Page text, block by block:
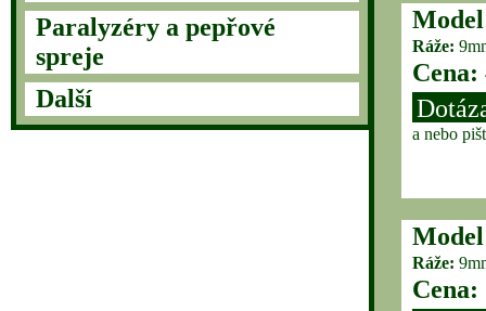
Paralyzéry a pepřové
spreje
Další
Ráže:
Cena:
a nebo
Ráže:
Cena: